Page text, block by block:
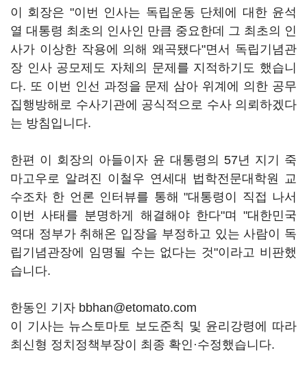
이 회장은 "이번 인사는 독립운동 단체에 대한 윤석
열 대통령 최초의 인사인 만큼 중요한데 그 최초의 인
사가 이상한 작용에 의해 왜곡됐다"면서 독립기념관
장 인사 공모제도 자체의 문제를 지적하기도 했습니
다. 또 이번 인선 과정을 문제 삼아 위계에 의한 공무
집행방해로 수사기관에 공식적으로 수사 의뢰하겠다
는 방침입니다.
한편 이 회장의 아들이자 윤 대통령의 57년 지기 죽
마고우로 알려진 이철우 연세대 법학전문대학원 교
수조차 한 언론 인터뷰를 통해 "대통령이 직접 나서
이번 사태를 분명하게 해결해야 한다"며 "대한민국
역대 정부가 취해온 입장을 부정하고 있는 사람이 독
립기념관장에 임명될 수는 없다는 것"이라고 비판했
습니다.
한동인 기자 bbhan@etomato.com
이 기사는 뉴스토마토 보도준칙 및 윤리강령에 따라
최신형 정치정책부장이 최종 확인·수정했습니다.